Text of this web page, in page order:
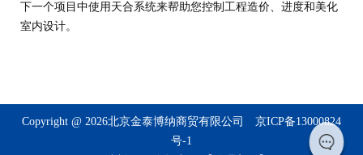
下一个项目中使用天合系统来帮助您控制工程造价、进度和美化
室内设计。
Copyright @ 2026北京金泰博纳商贸有限公司 京ICP备13000824
号-1